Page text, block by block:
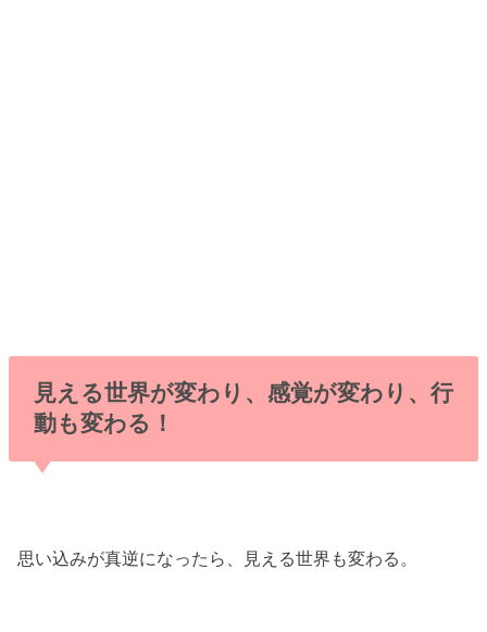
見える世界が変わり、感覚が変わり、行
動も変わる！
思い込みが真逆になったら、見える世界も変わる。